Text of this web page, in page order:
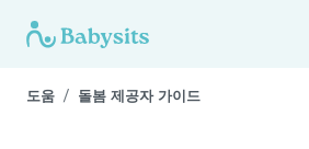
도움 돌봄 제공자 가이드